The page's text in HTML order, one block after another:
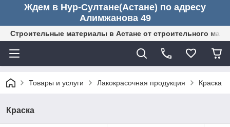
Ждем в Нур-Султане(Астане) по адресу
Алимжанова 49
Строительные материалы в Астане от строительного
Товары и услуги Лакокрасочная продукция Краска
Краска